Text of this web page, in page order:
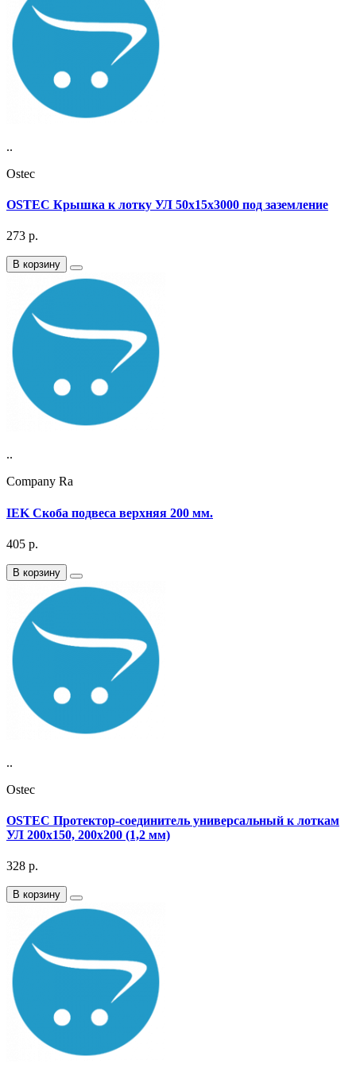
..
Ostec
OSTEC Крышка к лотку УЛ 50х15х3000 под заземление
273 р.
В корзину
..
Company Ra
IEK Скоба подвеса верхняя 200 мм.
405 р.
В корзину
..
Ostec
OSTEC Протектор-соединитель универсальный к лоткам
УЛ 200х150, 200х200 (1,2 мм)
328 р.
В корзину